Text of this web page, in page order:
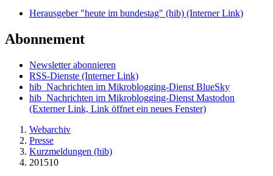
Herausgeber "heute im bundestag" (hib) (Interner Link)
Abonnement
Newsletter abonnieren
RSS-Dienste (Interner Link)
hib_Nachrichten im Mikroblogging-Dienst BlueSky
hib_Nachrichten im Mikroblogging-Dienst Mastodon
(Externer Link, Link öffnet ein neues Fenster)
Webarchiv
Presse
Kurzmeldungen (hib)
201510